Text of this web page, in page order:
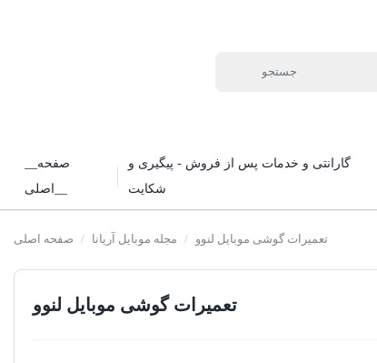
گارانتی و خدمات پس از فروش - پیگیری و
شکایت
صفحه اصلی / مجله موبایل آریانا / تعمیرات گوشی موبایل لنوو
تعمیرات گوشی موبایل لنوو